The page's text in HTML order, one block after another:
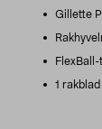
Gillette
1